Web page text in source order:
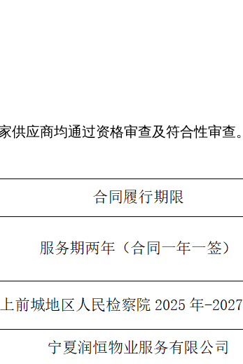
应商均通过资格审查及符合性审查。